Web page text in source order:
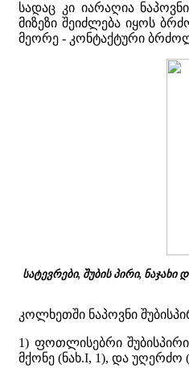
სადაც კი იარაღია
მიზეზი შეიძლება იყოს
მეორე - კონტაქტური
სატევრები, შუბის პირი, ნაჯახი
კოლხეთში ნაპოვნი
1) ფოთლისებრი
მქონე (ნახ.I, 1), და უღერძო